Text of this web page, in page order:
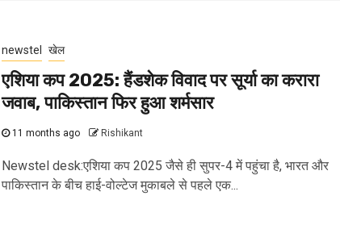
newstel खेल
एशिया कप 2025: हैंडशेक विवाद पर सूर्या का करारा
जवाब, पाकिस्तान फिर हुआ शर्मसार
11 months ago Rishikant
Newstel desk:एशिया कप 2025 जैसे ही सुपर-4 में पहुंचा है, भारत और
पाकिस्तान के बीच हाई-वोल्टेज मुकाबले से पहले एक...